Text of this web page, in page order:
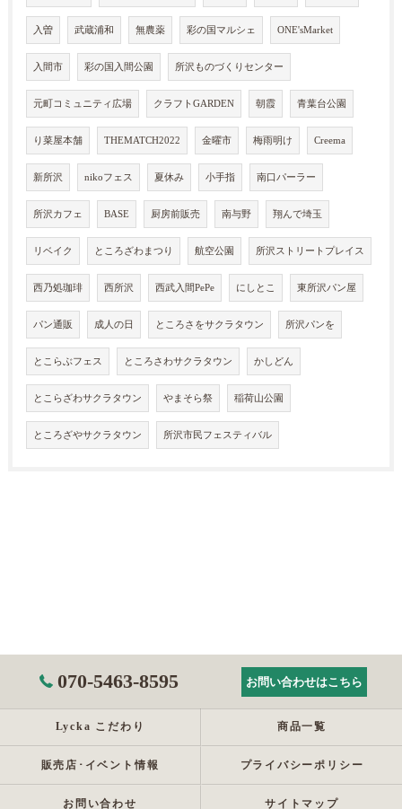
入曽 武蔵浦和 無農薬 彩の国マルシェ ONE'sMarket
入間市 彩の国入間公園 所沢ものづくりセンター
元町コミュニティ広場 クラフトGARDEN 朝霞 青葉台公園
り菜屋本舗 THEMATCH2022 金曜市 梅雨明け Creema
新所沢 nikoフェス 夏休み 小手指 南口パーラー
所沢カフェ BASE 厨房前販売 南与野 翔んで埼玉
リベイク ところざわまつり 航空公園 所沢ストリートプレイス
西乃処珈琲 西所沢 西武入間PePe にしとこ 東所沢パン屋
パン通販 成人の日 ところさをサクラタウン 所沢パンを
とこらぶフェス ところさわサクラタウン かしどん
とこらざわサクラタウン やまそら祭 稲荷山公園
ところざやサクラタウン 所沢市民フェスティバル
070-5463-8595 お問い合わせはこちら
Lycka こだわり 商品一覧
販売店･イベント情報 プライバシーポリシー
お問い合わせ サイトマップ